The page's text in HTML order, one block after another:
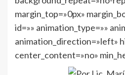
margin_top=»0px»
id=»» animation_type=»»
animation_direction=»left»
center_content=»no»